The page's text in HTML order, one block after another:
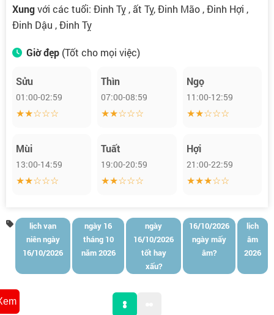
Xungvới các tuổi: Đinh Tỵ , ất Tỵ, Đinh Mão , Đinh Hợi ,
Đinh Dậu , Đinh Tỵ
Giờ đẹp (Tốt cho mọi việc)
Sửu
01:00-02:59
★★☆☆☆
Thìn
07:00-08:59
★★☆☆☆
Ngọ
11:00-12:59
★★☆☆☆
Mùi
13:00-14:59
★★☆☆☆
Tuất
19:00-20:59
★★☆☆☆
Hợi
21:00-22:59
★★★☆☆
lịch vạn
niên ngày
16/10/2026
ngày 16
tháng 10
năm 2026
ngày
16/10/2026
tốt hay
xấu?
16/10/2026
ngày mấy
âm?
lịch
âm
2026